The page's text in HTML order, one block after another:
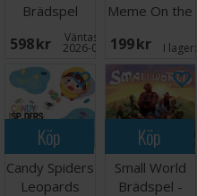
Brädspel
598 SEK Väntas in:
2026-09-30
Meme On the
199 SEK I lager:
Köp
Candy Spiders
Leopards
Köp
Small World
Brädspel -